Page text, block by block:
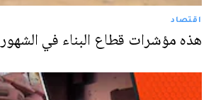
اقتصاد
هذه مؤشرات قطاع البناء في الشهور